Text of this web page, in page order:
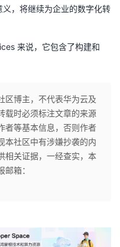
，将继续为企业的数字化转
来说，它包含了构建和
区博主，不代表华为云及
载时必须标注文章的来源
者等基本信息，否则作者
本社区中有涉嫌抄袭的内
相关证据，一经查实，本
箱：